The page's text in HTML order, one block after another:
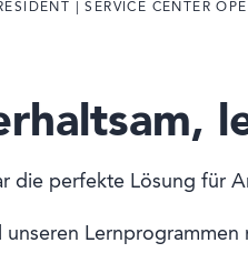
| SERVICE CENTER
die perfekte Lösung für
unseren